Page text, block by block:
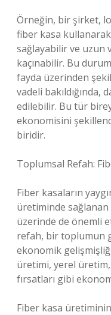
Örneğin, bir şirket,
fiber kasa
sağlayabilir ve uzun
kaçınabilir. Bu
fayda üzerinden
vadeli
edilebilir. Bu tür
ekonomisini
biridir.
Toplumsal Refah:
Fiber kasaların
üretiminde
üzerinde de önemli
refah, bir toplumun
ekonomik
üretimi, yerel
fırsatları gibi
Fiber kasa